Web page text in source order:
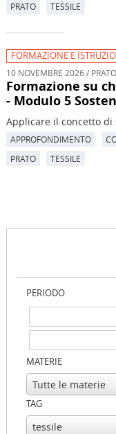
PRATO
TESSILE
FORMAZIONE E
10 NOVEMBRE 2026 / PRATO
Formazione su
- Modulo 5
Applicare il concetto
APPROFONDIMENTO
PRATO
TESSILE
PERIODO
MATERIE
TAG